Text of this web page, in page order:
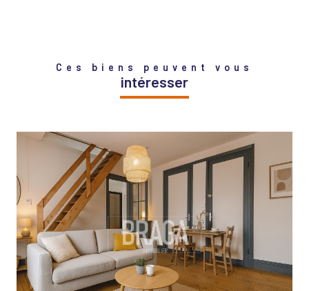
Ces biens peuvent vous
intéresser
VOIR LE BIEN